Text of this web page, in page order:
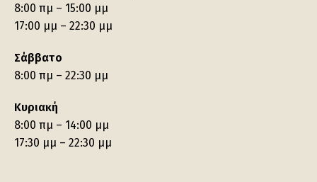
8:00 πμ – 15:00 μμ
17:00 μμ – 22:30 μμ
Σάββατο
8:00 πμ – 22:30 μμ
Κυριακή
8:00 πμ – 14:00 μμ
17:30 μμ – 22:30 μμ